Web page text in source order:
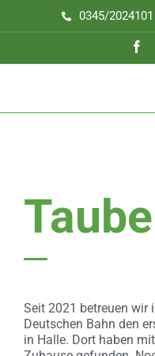
0345/2024101
Seit 2021 betreuen wir
Deutschen Bahn den
in Halle. Dort haben